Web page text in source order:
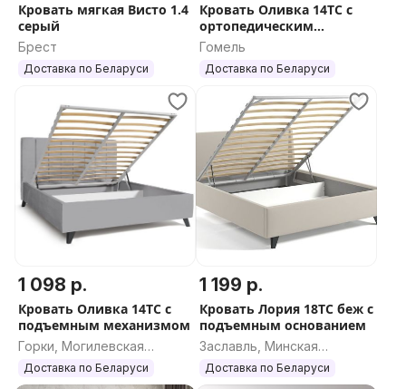
Кровать мягкая Висто 1.4
серый
Брест
Доставка по Беларуси
Кровать Оливка 14ТС с
ортопедическим
основанием
Гомель
Доставка по Беларуси
1 098 р.
Кровать Оливка 14ТС с
подъемным механизмом
Горки, Могилевская
область
Доставка по Беларуси
1 199 р.
Кровать Лория 18ТС беж с
подъемным основанием
Заславль, Минская
область
Доставка по Беларуси